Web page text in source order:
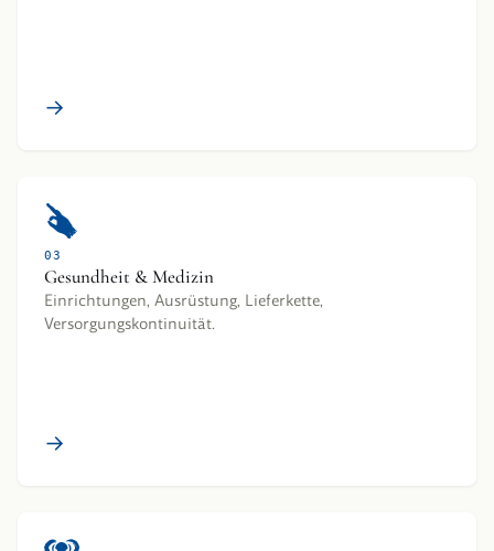
→
03
Gesundheit & Medizin
Einrichtungen, Ausrüstung, Lieferkette,
Versorgungskontinuität.
→